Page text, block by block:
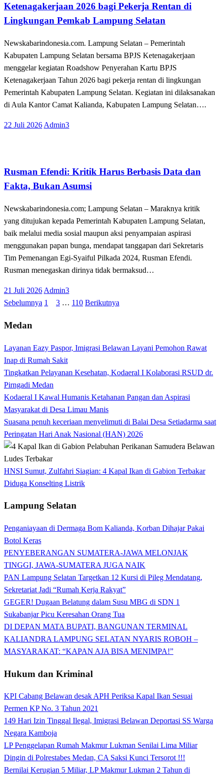
Ketenagakerjaan 2026 bagi Pekerja Rentan di
Lingkungan Pemkab Lampung Selatan
Newskabarindonesia.com. Lampung Selatan – Pemerintah
Kabupaten Lampung Selatan bersama BPJS Ketenagakerjaan
menggelar kegiatan Roadshow Penyerahan Kartu BPJS
Ketenagakerjaan Tahun 2026 bagi pekerja rentan di lingkungan
Pemerintah Kabupaten Lampung Selatan. Kegiatan ini dilaksanakan
di Aula Kantor Camat Kalianda, Kabupaten Lampung Selatan….
Posted
22 Juli 2026 Admin3
Rusman Efendi: Kritik Harus Berbasis Data dan
Fakta, Bukan Asumsi
Newskabarindonesia.com; Lampung Selatan – Maraknya kritik
yang ditujukan kepada Pemerintah Kabupaten Lampung Selatan,
baik melalui media sosial maupun aksi penyampaian aspirasi
menggunakan papan bunga, mendapat tanggapan dari Sekretaris
Tim Pemenangan Egi-Syaiful Pilkada 2024, Rusman Efendi.
Rusman menegaskan dirinya tidak bermaksud…
Posted
on
21 Juli 2026 Admin3
Paginasi
pos
Sebelumnya 1 3 … 110 Berikutnya
Medan
Layanan Eazy Paspor, Imigrasi Belawan Layani Pemohon Rawat
Inap di Rumah Sakit
Tingkatkan Pelayanan Kesehatan, Kodaeral I Kolaborasi RSUD dr.
Pirngadi Medan‎
Kodaeral I Kawal Humanis Ketahanan Pangan dan Aspirasi
Masyarakat di Desa Limau Manis
Suasana penuh keceriaan menyelimuti di Balai Desa Setiadarma saat
Peringatan Hari Anak Nasional (HAN) 2026
HNSI Sumut, Zulfahri Siagian: 4 Kapal Ikan di Gabion Terbakar
Diduga Konselting Listrik
Lampung Selatan
Penganiayaan di Dermaga Bom Kalianda, Korban Dihajar Pakai
Botol Keras
PENYEBERANGAN SUMATERA-JAWA MELONJAK
TINGGI, JAWA-SUMATERA JUGA NAIK
PAN Lampung Selatan Targetkan 12 Kursi di Pileg Mendatang,
Sekretariat Jadi “Rumah Kerja Rakyat”
GEGER! Dugaan Belatung dalam Susu MBG di SDN 1
Sukabanjar Picu Keresahan Orang Tua
DI DEPAN MATA BUPATI, BANGUNAN TERMINAL
KALIANDRA LAMPUNG SELATAN NYARIS ROBOH –
MASYARAKAT: “KAPAN AJA BISA MENIMPA!”
Hukum dan Kriminal
KPI Cabang Belawan desak APH Periksa Kapal Ikan Sesuai
Permen KP No. 3 Tahun 2021
149 Hari Izin Tinggal Ilegal, Imigrasi Belawan Deportasi SS Warga
Negara Kamboja
LP Penggelapan Rumah Makmur Lukman Senilai Lima Miliar
Dingin di Polrestabes Medan, CA Saksi Kunci Tersorot !!!
Bernilai Kerugian 5 Miliar, LP Makmur Lukman 2 Tahun di